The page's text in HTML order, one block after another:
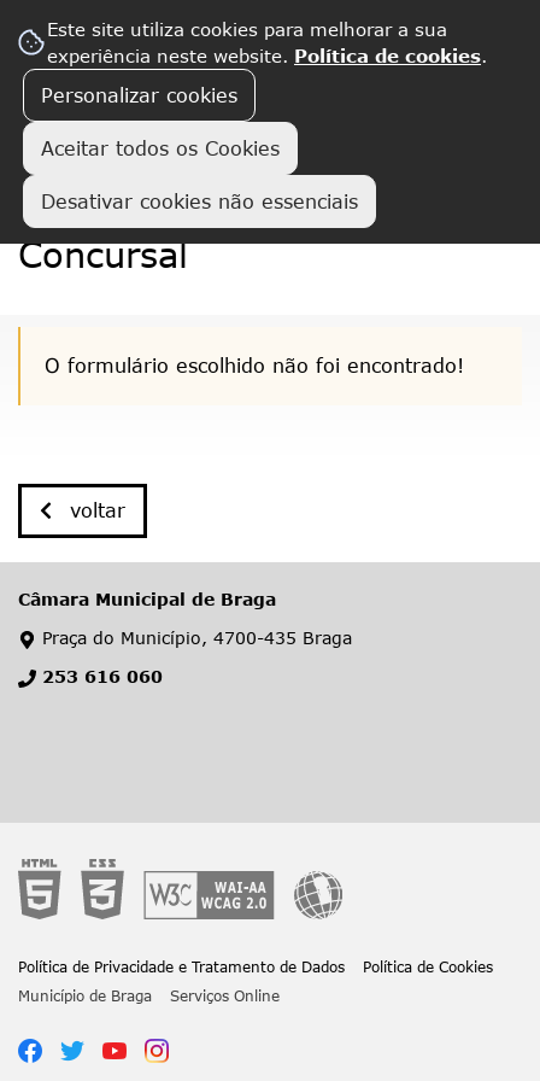
Este site utiliza cookies para melhorar a sua
experiência neste website. Política de cookies.
Personalizar cookies
Aceitar todos os Cookies
Desativar cookies não essenciais
Detalhe de Procedimento
Concursal
O formulário escolhido não foi encontrado!
voltar
Câmara Municipal de Braga
Praça do Município, 4700-435 Braga
253 616 060
Política de Privacidade e Tratamento de Dados
Política de Cookies
Município de Braga
Serviços Online